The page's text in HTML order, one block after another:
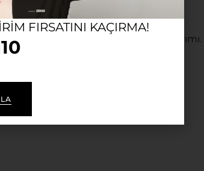
Bir Görünüm Sunar.
Paslanmaz Çelik Kordon Tasarımı.
FIRSATINI KAÇIRMA!